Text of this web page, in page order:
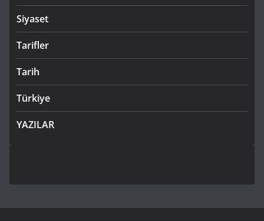
Siyaset
Tarifler
Tarih
Türkiye
YAZILAR